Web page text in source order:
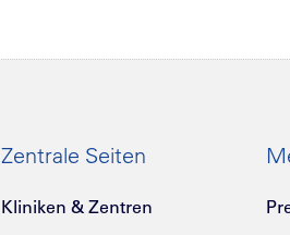
Zentrale Seiten
Kliniken & Zentren